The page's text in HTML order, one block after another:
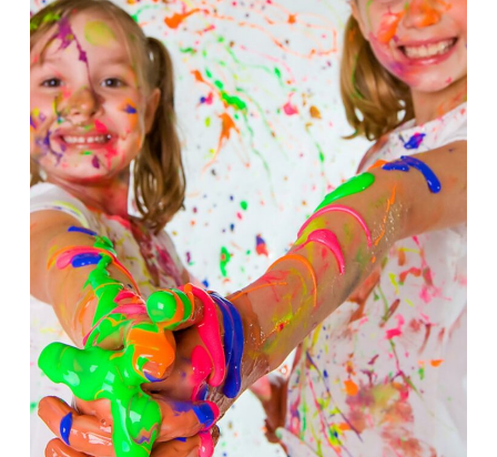
Wybór turnusu *
Dane rodzica
Imię* Nazwisko*
Wybierz zajęcia*
Dane
Imię*